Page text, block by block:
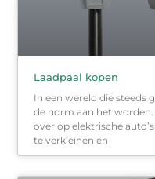
Laadpaal kopen
In een wereld die steeds
de norm aan het
over op elektrische
te verkleinen en